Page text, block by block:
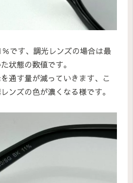
です、調光レンズの場合は最
状態の数値です。
通す量が減っていきます、こ
ンズの色が濃くなる様です。